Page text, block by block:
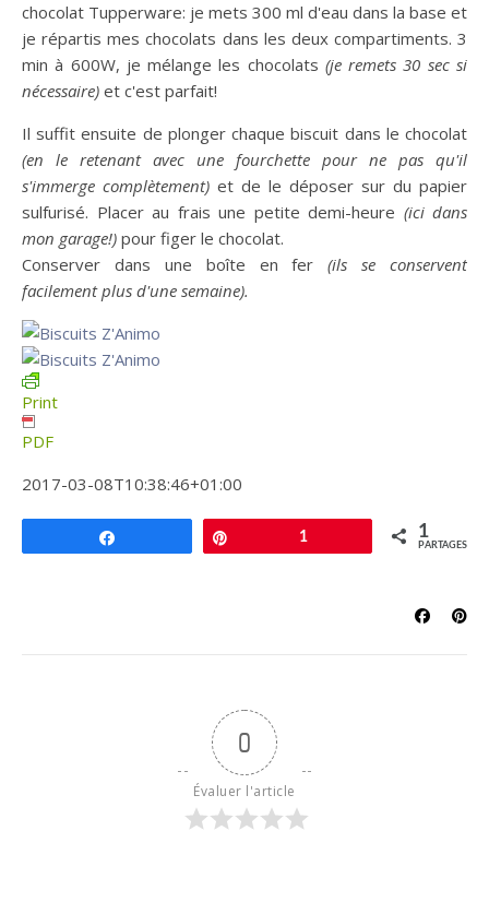
chocolat Tupperware: je mets 300 ml d'eau dans la base et
je répartis mes chocolats dans les deux compartiments. 3
min à 600W, je mélange les chocolats (je remets 30 sec si
nécessaire) et c'est parfait!
Il suffit ensuite de plonger chaque biscuit dans le chocolat
(en le retenant avec une fourchette pour ne pas qu'il
s'immerge complètement) et de le déposer sur du papier
sulfurisé. Placer au frais une petite demi-heure (ici dans
mon garage!) pour figer le chocolat.
Conserver dans une boîte en fer(ils se conservent
facilement plus d'une semaine).
Print
PDF
2017-03-08T10:38:46+01:00
1 1
PARTAGES
0
Évaluer l'article